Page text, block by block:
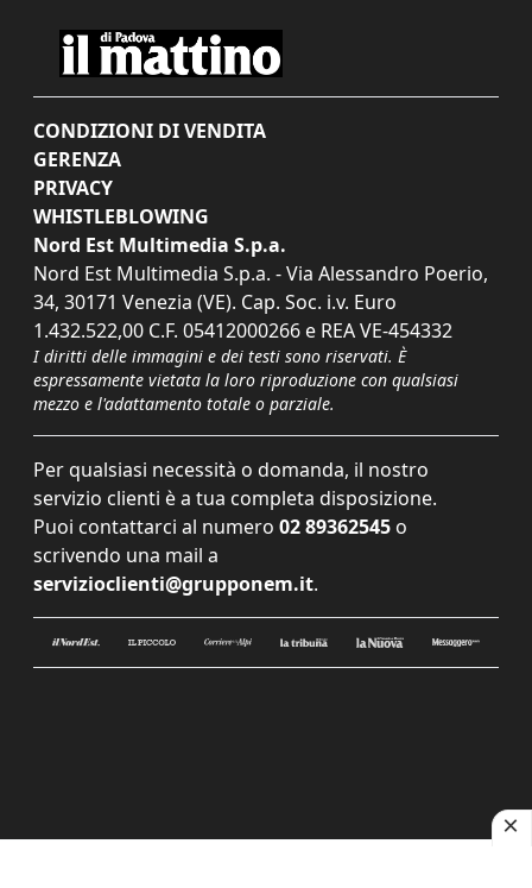
CONDIZIONI DI VENDITA
GERENZA
PRIVACY
WHISTLEBLOWING
Nord Est Multimedia S.p.a.
Nord Est Multimedia S.p.a. - Via Alessandro Poerio,
34, 30171 Venezia (VE). Cap. Soc. i.v. Euro
1.432.522,00 C.F. 05412000266 e REA VE-454332
I diritti delle immagini e dei testi sono riservati. È
espressamente vietata la loro riproduzione con qualsiasi
mezzo e l'adattamento totale o parziale.
Per qualsiasi necessità o domanda, il nostro
servizio clienti è a tua completa disposizione.
Puoi contattarci al numero 02 89362545 o
scrivendo una mail a
servizioclienti@grupponem.it.